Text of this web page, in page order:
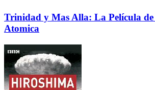
Trinidad y Mas Alla: La Película
Atomica